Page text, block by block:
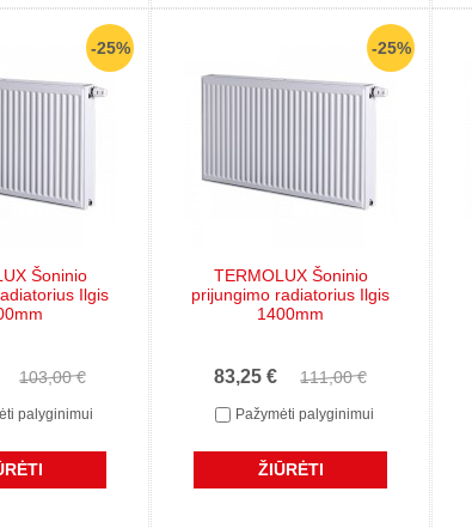
-25%
Šoninio
Ilgis
103,00 €
palyginimui
-25%
TERMOLUX Šoninio
prijungimo radiatorius Ilgis
1400mm
83,25 € 111,00 €
Pažymėti palyginimui
ŽIŪRĖTI